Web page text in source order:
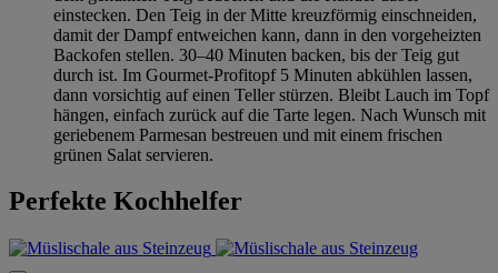
einstecken. Den Teig in der Mitte kreuzförmig einschneiden,
damit der Dampf entweichen kann, dann in den vorgeheizten
Backofen stellen. 30–40 Minuten backen, bis der Teig gut
durch ist. Im Gourmet-Profitopf 5 Minuten abkühlen lassen,
dann vorsichtig auf einen Teller stürzen. Bleibt Lauch im Topf
hängen, einfach zurück auf die Tarte legen. Nach Wunsch mit
geriebenem Parmesan bestreuen und mit einem frischen
grünen Salat servieren.
Perfekte Kochhelfer